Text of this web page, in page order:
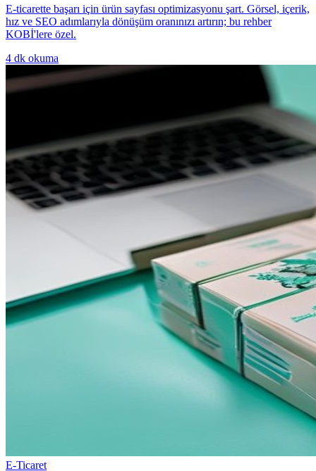
E-ticarette başarı için ürün sayfası optimizasyonu şart. Görsel, içerik,
hız ve SEO adımlarıyla dönüşüm oranınızı artırın; bu rehber
KOBİ'lere özel.
4 dk okuma
E-Ticaret